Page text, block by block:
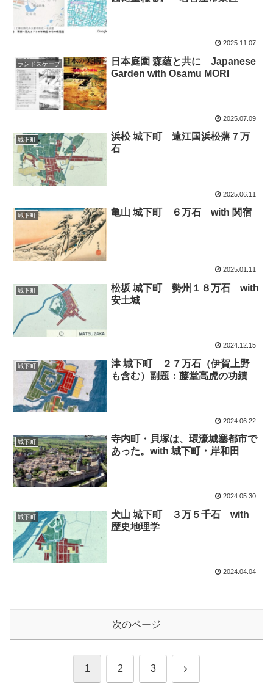
2025.11.07
ランドスケープ
日本庭園 森蘊と共に Japanese
Garden with Osamu MORI
2025.07.09
城下町
浜松 城下町 遠江国浜松藩７万
石
2025.06.11
城下町 亀山 城下町 ６万石 with 関宿
2025.01.11
城下町
松坂 城下町 勢州１８万石 with
安土城
2024.12.15
城下町
津 城下町 ２７万石（伊賀上野
も含む）副題：藤堂高虎の功績
2024.06.22
城下町
寺内町・貝塚は、環濠城塞都市で
あった。with 城下町・岸和田
2024.05.30
城下町
犬山 城下町 ３万５千石 with
歴史地理学
2024.04.04
次のページ
1 2 3 次